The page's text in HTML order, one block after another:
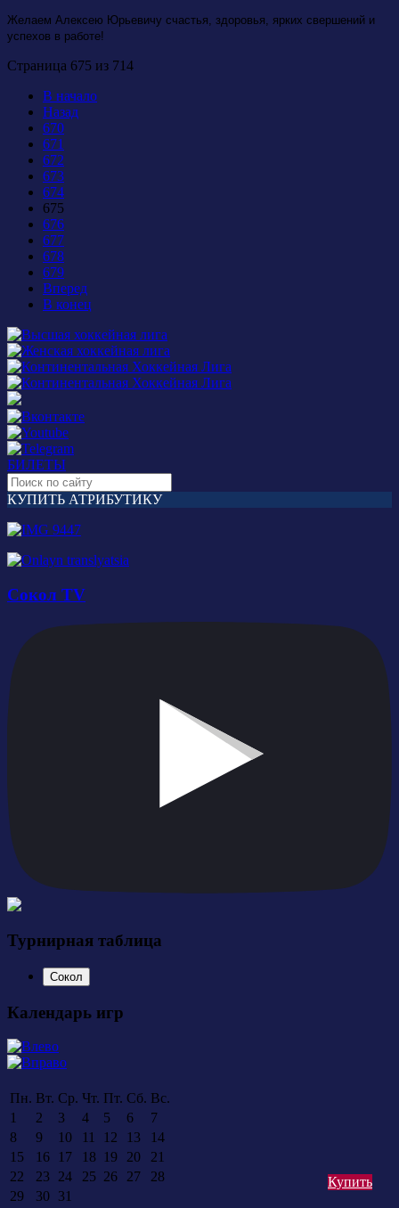
Желаем Алексею Юрьевичу счастья, здоровья, ярких свершений и
успехов в работе!
Страница 675 из 714
В начало
Назад
670
671
672
673
674
675
676
677
678
679
Вперед
В конец
БИЛЕТЫ
КУПИТЬ АТРИБУТИКУ
Купить
Сокол TV
Турнирная таблица
Сокол
Календарь игр
Пн. Вт. Ср. Чт. Пт. Сб. Вс.
1
2 3 4 5 6
7
8
9 10 11 12 13
14
15
16 17 18 19 20
21
22
23 24 25 26 27
28
29
30 31